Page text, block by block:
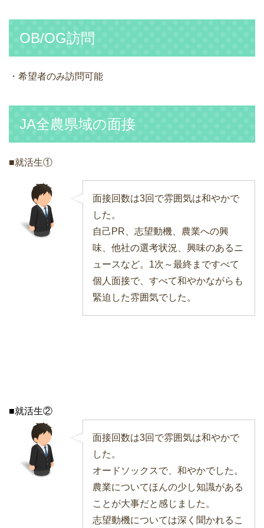
OB/OG訪問
・希望者のみ訪問可能
JA全農県域の面接
■就活生①
面接回数は3回で雰囲気は和やかで
した。
自己PR、志望動機、農業への興
味、他社の選考状況、興味のあるニ
ュースなど。1次～最終まですべて
個人面接で、すべて和やかながらも
緊迫した雰囲気でした。
■就活生②
面接回数は3回で雰囲気は和やかで
した。
オードソックスで、和やかでした。
農業についてほんの少し知識がある
ことが大事だと感じました。
志望動機については深く聞かれるこ